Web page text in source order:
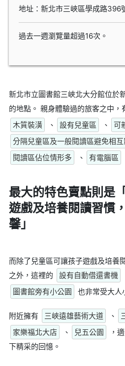
地址：新北市三峽區學成路396
過去一週瀏覽量超過16次。
新北市立圖書館三峽北大分館位於
的地點。 親身體驗過的旅客之中，
木質裝潢
、 設有兒童區 、 可
分隔兒童區及一般閱讀區避免相
閱讀區佔位情形多
、 有電腦區
最大的特色賣點則是
遊戲及培養閱讀習慣
馨」
而除了兒童區可讓孩子遊戲及培養
之外，這裡的
設有自動借還書機
圖書館旁有小公園
也非常受大人
附近擁有 三峽遠雄藝術大道 、
家樂福北大店
、 兒五公園
，
下精采的回憶。